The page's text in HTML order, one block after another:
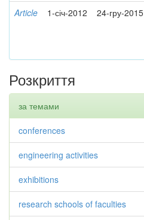
Article 1-січ-2012 24-гру-2015
Розкриття
за темами
conferences
engineering activities
exhibitions
research schools of faculties